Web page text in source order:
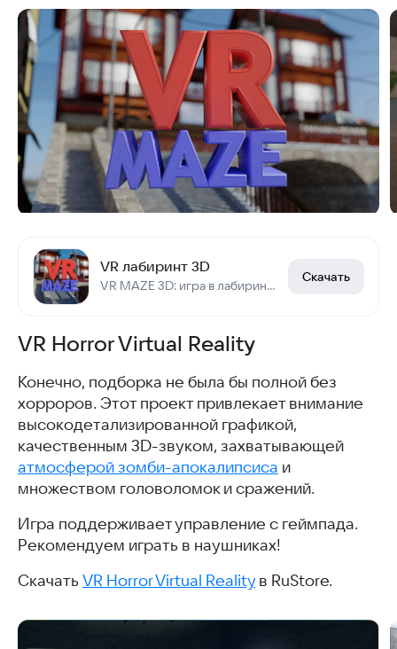
VR лабиринт 3D
VR MAZE 3D: игра в лабиринт, где нужно найти выход.
Скачать
VR Horror Virtual Reality
Конечно, подборка не была бы полной без
хорроров. Этот проект привлекает внимание
высокодетализированной графикой,
качественным 3D-звуком, захватывающей
атмосферой зомби-апокалипсиса и
множеством головоломок и сражений.
Игра поддерживает управление с геймпада.
Рекомендуем играть в наушниках!
Скачать VR Horror Virtual Realityв RuStore.